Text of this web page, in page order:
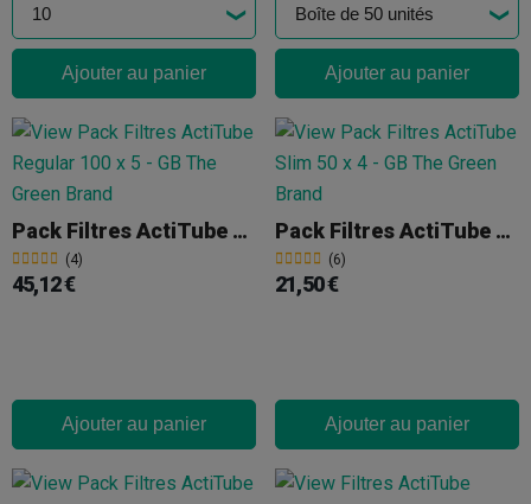
Ajouter au panier Ajouter au panier
Pack Filtres ActiTube Regular 100 X 5
(4)
45,12 €
Ajouter au panier
Pack Filtres ActiTube Slim 50 X 4
(6)
21,50 €
Ajouter au panier